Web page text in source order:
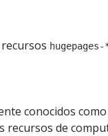
hugepages-
conocidos como
recursos de